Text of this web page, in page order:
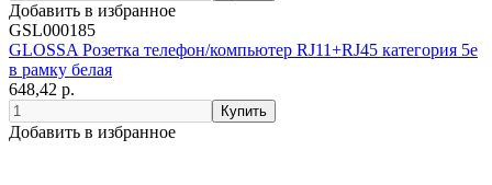
Добавить в избранное
GSL000185
GLOSSA Розетка телефон/компьютер RJ11+RJ45 категория 5е
в рамку белая
648,42 р.
Добавить в избранное